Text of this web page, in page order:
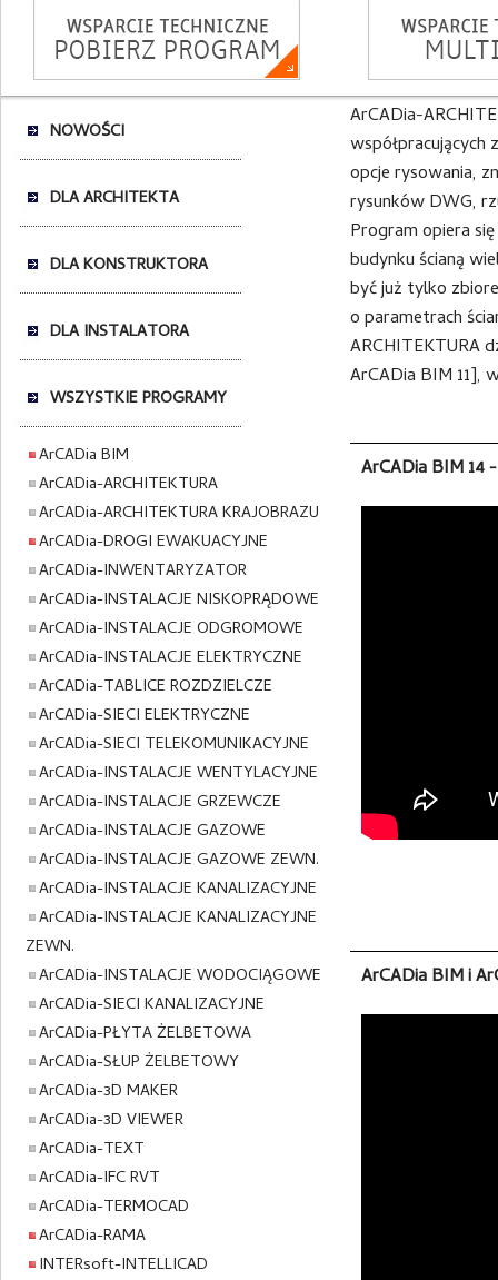
NOWOŚCI
DLA ARCHITEKTA
DLA KONSTRUKTORA
DLA INSTALATORA
WSZYSTKIE PROGRAMY
ArCADia BIM
ArCADia-ARCHITEKTURA
ArCADia-ARCHITEKTURA KRAJOBRAZU
ArCADia-DROGI EWAKUACYJNE
ArCADia-INWENTARYZATOR
ArCADia-INSTALACJE NISKOPRĄDOWE
ArCADia-INSTALACJE ODGROMOWE
ArCADia-INSTALACJE ELEKTRYCZNE
ArCADia-TABLICE ROZDZIELCZE
ArCADia-SIECI ELEKTRYCZNE
ArCADia-SIECI TELEKOMUNIKACYJNE
ArCADia-INSTALACJE WENTYLACYJNE
ArCADia-INSTALACJE GRZEWCZE
ArCADia-INSTALACJE GAZOWE
ArCADia-INSTALACJE GAZOWE ZEWN.
ArCADia-INSTALACJE KANALIZACYJNE
ArCADia-INSTALACJE KANALIZACYJNE
ZEWN.
ArCADia-INSTALACJE WODOCIĄGOWE
ArCADia-SIECI KANALIZACYJNE
ArCADia-PŁYTA ŻELBETOWA
ArCADia-SŁUP ŻELBETOWY
ArCADia-3D MAKER
ArCADia-3D VIEWER
ArCADia-TEXT
ArCADia-IFC RVT
ArCADia-TERMOCAD
ArCADia-RAMA
INTERsoft-INTELLICAD
ArCADia-
opcje rysowania,
rysunków DWG,
Program opiera
budynku ścianą
być już tylko
o parametrach
ARCHITEKTURA
ArCADia BIM 11],
ArCADia BIM 14
ArCADia BIM i